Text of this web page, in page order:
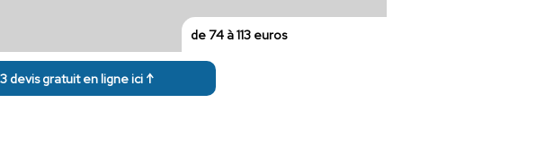
de 74 à 113 euros
devis gratuit en ligne ici ↑